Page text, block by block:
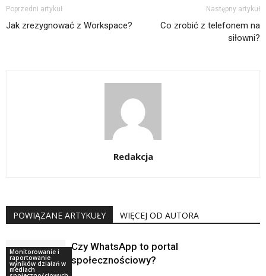
Poprzedni artykuł
Jak zrezygnować z Workspace?
Następny artykuł
Co zrobić z telefonem na
siłowni?
Redakcja
POWIĄZANE ARTYKUŁY WIĘCEJ OD AUTORA
Monitorowanie i
raportowanie
wyników działań w
mediach
Czy WhatsApp to portal
społecznościowy?